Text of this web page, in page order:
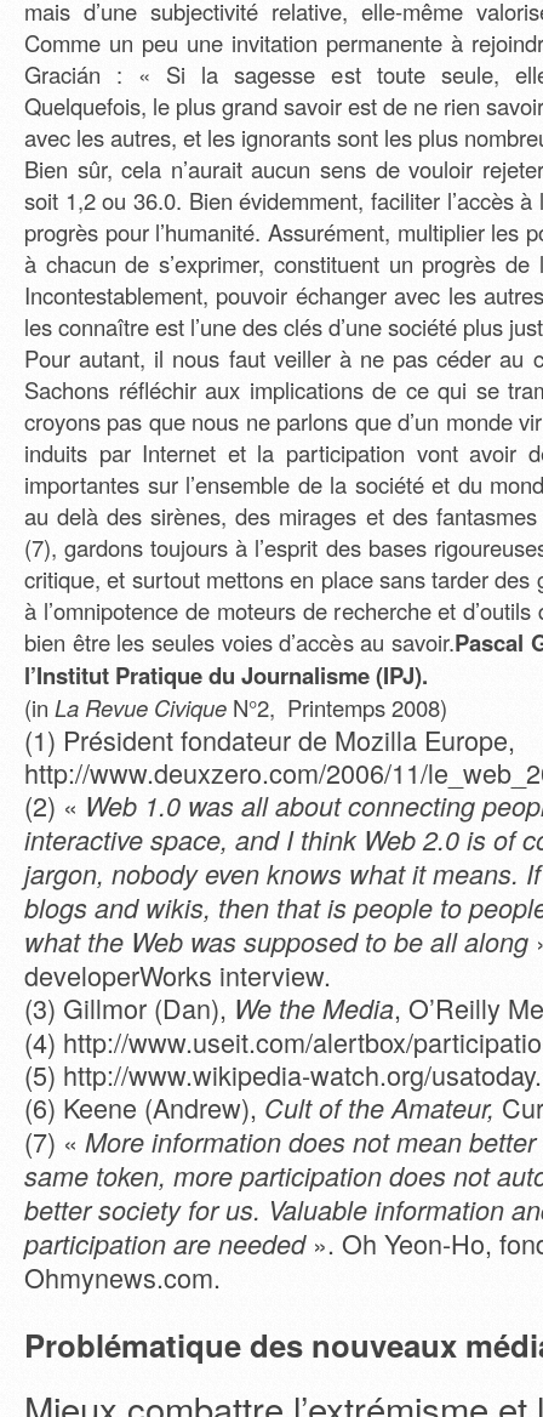
mais d’une subjectivité relative, elle-même
Comme un peu une invitation permanente à
Gracián : « Si la sagesse est toute seule,
Quelquefois, le plus grand savoir est de ne rien
avec les autres, et les ignorants sont les plus
Bien sûr, cela n’aurait aucun sens de vouloir
soit 1,2 ou 36.0. Bien évidemment, faciliter l’accès
progrès pour l’humanité. Assurément, multiplier les
à chacun de s’exprimer, constituent un progrès de
Incontestablement, pouvoir échanger avec les
les connaître est l’une des clés d’une société plus
Pour autant, il nous faut veiller à ne pas céder au
Sachons réfléchir aux implications de ce qui se
croyons pas que nous ne parlons que d’un monde
induits par Internet et la participation vont avoir
importantes sur l’ensemble de la société et du
au delà des sirènes, des mirages et des
(7), gardons toujours à l’esprit des bases
critique, et surtout mettons en place sans tarder des
à l’omnipotence de moteurs de recherche et
bien être les seules voies d’accès au savoir.Pascal
l’Institut Pratique du Journalisme (IPJ).
(in La Revue Civique N°2, Printemps 2008)
(1) Président fondateur de Mozilla Europe,
http://www.deuxzero.com/2006/11/
(2) « Web 1.0 was all about connecting
interactive space, and I think Web 2.0 is of
jargon, nobody even knows what it means.
blogs and wikis, then that is people to
what the Web was supposed to be all along
developerWorks interview.
(3) Gillmor (Dan), We the Media, O’Reilly
(4) http://www.useit.com/alertbox/
(5) http://www.wikipedia-watch.org/
(6) Keene (Andrew), Cult of the Amateur,
(7) « More information does not mean
same token, more participation does not
better society for us. Valuable information
participation are needed». Oh Yeon-Ho,
Ohmynews.com.
Problématique des nouveaux